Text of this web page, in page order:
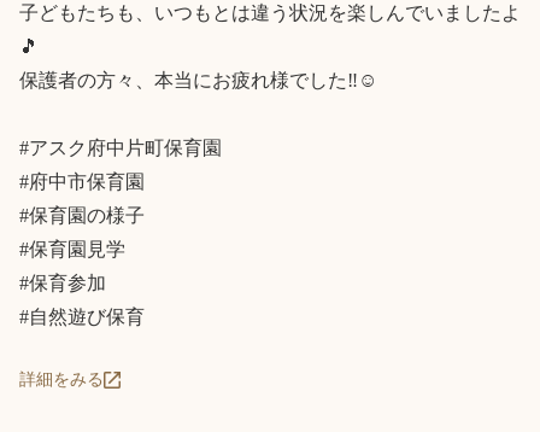
子どもたちも、いつもとは違う状況を楽しんでいましたよ
🎵
保護者の方々、本当にお疲れ様でした‼️☺️
#アスク府中片町保育園
#府中市保育園
#保育園の様子
#保育園見学
#保育参加
#自然遊び保育
詳細をみる